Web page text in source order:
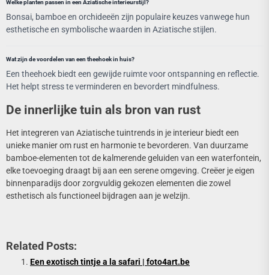
Welke planten passen in een Aziatische interieurstijl?
Bonsai, bamboe en orchideeën zijn populaire keuzes vanwege hun
esthetische en symbolische waarden in Aziatische stijlen.
Wat zijn de voordelen van een theehoek in huis?
Een theehoek biedt een gewijde ruimte voor ontspanning en reflectie.
Het helpt stress te verminderen en bevordert mindfulness.
De innerlijke tuin als bron van rust
Het integreren van Aziatische tuintrends in je interieur biedt een
unieke manier om rust en harmonie te bevorderen. Van duurzame
bamboe-elementen tot de kalmerende geluiden van een waterfontein,
elke toevoeging draagt bij aan een serene omgeving. Creëer je eigen
binnenparadijs door zorgvuldig gekozen elementen die zowel
esthetisch als functioneel bijdragen aan je welzijn.
Related Posts:
Een exotisch tintje a la safari | foto4art.be